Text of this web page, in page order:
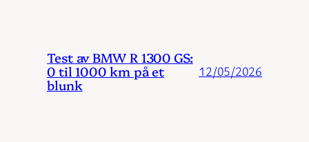
Test av BMW R 1300 GS:
0 til 1000 km på et
blunk
12/05/2026